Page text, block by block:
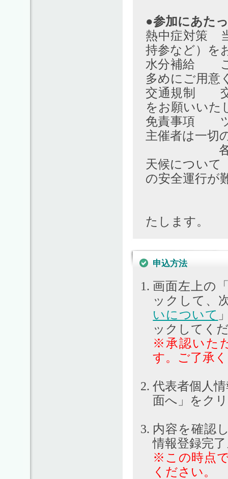
●参加にあた
熱中症対策
持参など）を
水分補給 こ
多めにご用意
交通規制 交
をお願いいた
免責事項 ツ
主催者は一切
各自で十
天候につい
の安全運行が
たします。
申込方法
画面左上の
ックして、
いについて
ックしてく
※承認いた
す。ご了承
代表者個人
面へ」をク
内容を確認
情報登録完
※この時点
ください。